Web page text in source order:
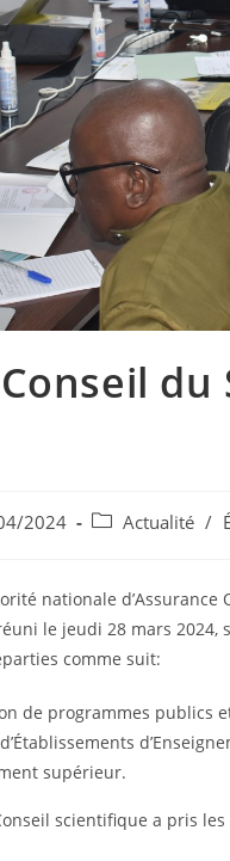
du
2024 Actualité /
nationale
le jeudi 2️8 mars
comme suit:
de programmes publics
supérieur.
scientifique a pris